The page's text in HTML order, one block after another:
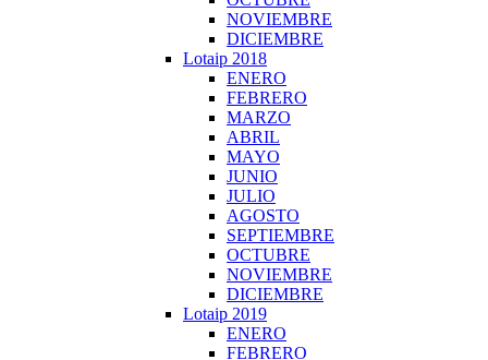
NOVIEMBRE
DICIEMBRE
Lotaip 2018
ENERO
FEBRERO
MARZO
ABRIL
MAYO
JUNIO
JULIO
AGOSTO
SEPTIEMBRE
OCTUBRE
NOVIEMBRE
DICIEMBRE
Lotaip 2019
ENERO
FEBRERO